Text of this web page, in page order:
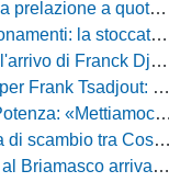
5.164 abbonamenti
Curva Nord alla società
di Franck Djoulou
il comunicato del club
e non dobbiamo vendere fumo!»
Patierno e Kaleb Jimenez
con Südtirol e Campodarsego